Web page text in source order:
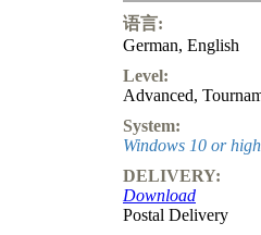
语言:
German, English
Level:
Advanced,
System:
Windows 10 or
DELIVERY:
Download
Postal Delivery